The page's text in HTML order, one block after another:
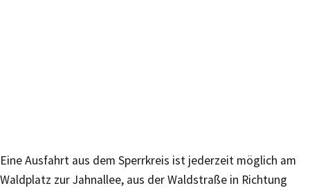
Eine Ausfahrt aus dem Sperrkreis ist jederzeit möglich am
Waldplatz zur Jahnallee, aus der Waldstraße in Richtung